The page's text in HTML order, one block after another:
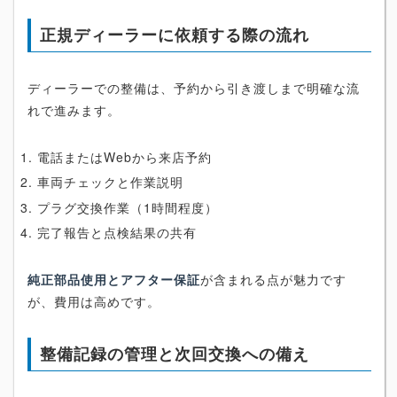
正規ディーラーに依頼する際の流れ
ディーラーでの整備は、予約から引き渡しまで明確な流
れで進みます。
電話またはWebから来店予約
車両チェックと作業説明
プラグ交換作業（1時間程度）
完了報告と点検結果の共有
純正部品使用とアフター保証が含まれる点が魅力です
が、費用は高めです。
整備記録の管理と次回交換への備え